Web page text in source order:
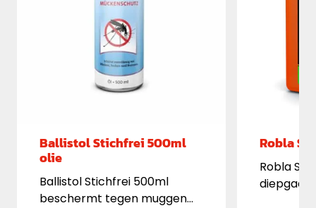
Ballistol Stichfrei 500ml
olie
Ballistol Stichfrei 500ml
beschermt tegen muggen
Robla
Robla